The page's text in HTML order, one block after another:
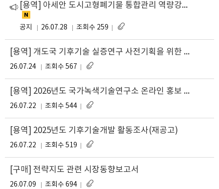
[용역] 아세안 도시고형폐기물 통합관리 역량강화 워크숍 운영(재공고)
공지 26.07.28 조회수 259
[용역] 개도국 기후기술 실증연구 사전기획을 위한 개도국 현지 정보 및 자료 수집(재공고)
26.07.24 조회수 567
[용역] 2026년도 국가녹색기술연구소 온라인 홍보 콘텐츠 기획 및 제작
26.07.22 조회수 544
[용역] 2025년도 기후기술개발 활동조사(재공고)
26.07.22 조회수 519
[구매] 전략지도 관련 시장동향보고서
26.07.09 조회수 694